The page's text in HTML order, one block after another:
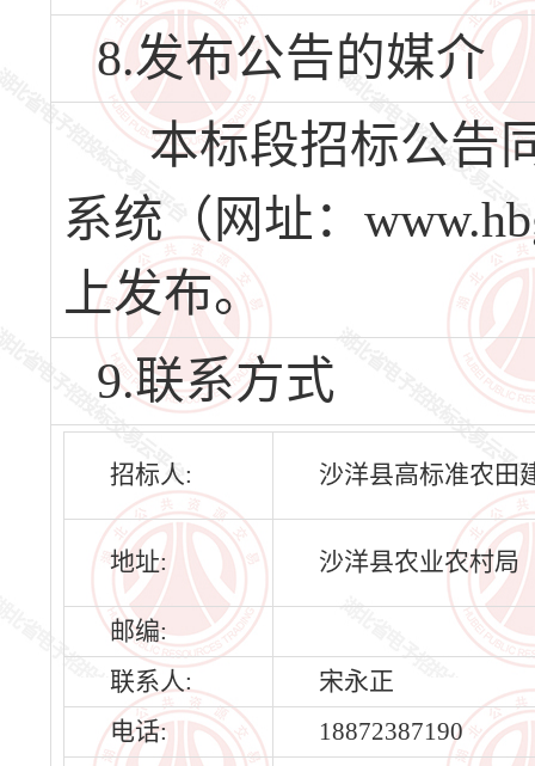
8.发布公告的媒介
本标段招标公告
系统（网址：
上发布。
9.联系方式
招标人: 沙洋县高标准农田
地址: 沙洋县农业农村局
邮编:
联系人:
宋永正
电话:
18872387190